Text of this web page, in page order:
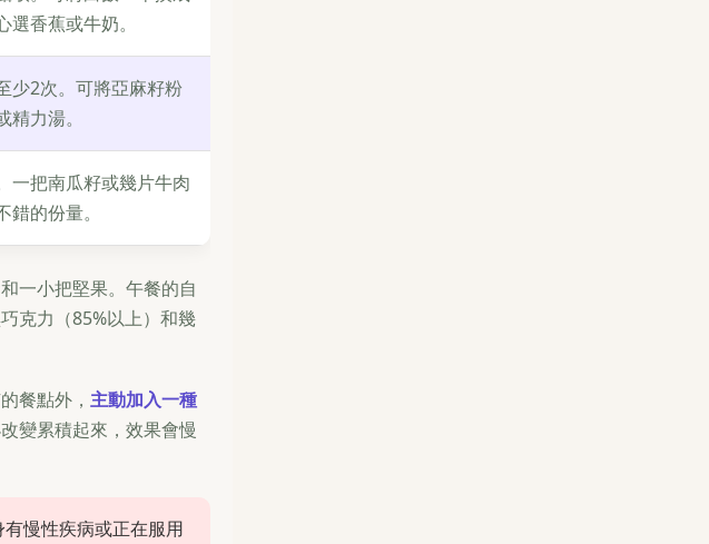
選香蕉或牛奶。
少2次。可將亞麻籽粉
精力湯。
一把南瓜籽或幾片牛肉
錯的份量。
一小把堅果。午餐的自
克力（85%以上）和幾
餐點外， 主動加入一種
變累積起來，效果會慢
慢性疾病或正在服用